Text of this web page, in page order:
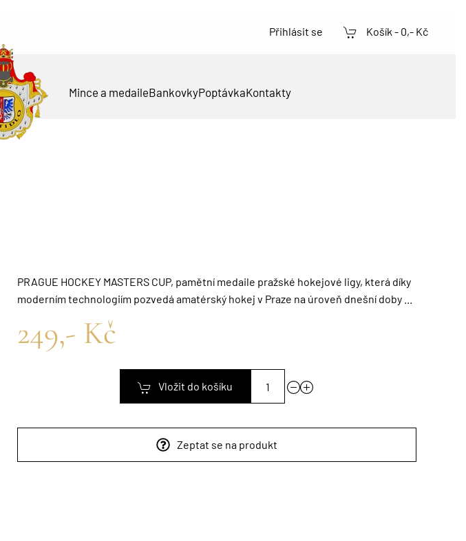
Přihlásit se Košík - 0,- Kč
Mince a medaileBankovkyPoptávkaKontakty
PRAGUE HOCKEY MASTERS CUP, pamětní medaile pražské hokejové ligy, která díky
moderním technologiím pozvedá amatérský hokej v Praze na úroveň dnešní doby ...
249,- Kč
Vložit do košíku
Zeptat se na produkt